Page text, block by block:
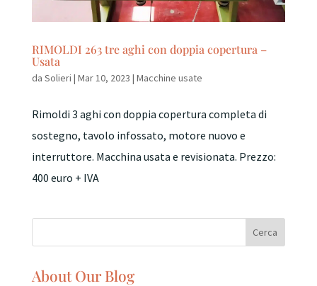
RIMOLDI 263 tre aghi con doppia copertura –
Usata
da Solieri | Mar 10, 2023 | Macchine usate
Rimoldi 3 aghi con doppia copertura completa di
sostegno, tavolo infossato, motore nuovo e
interruttore. Macchina usata e revisionata. Prezzo:
400 euro + IVA
About Our Blog